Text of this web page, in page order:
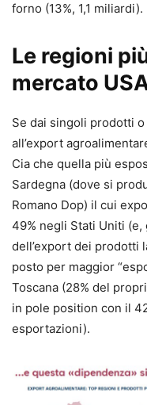
forno (13%, 1,1 miliardi).
Le regioni
mercato
Se dai singoli prodotti
all’export
Cia che quella più
Sardegna (dove si
Romano Dop) il cui
49% negli Stati Uniti
dell’export dei prodotti
posto per maggior
Toscana (28% del
in pole position con il
esportazioni).